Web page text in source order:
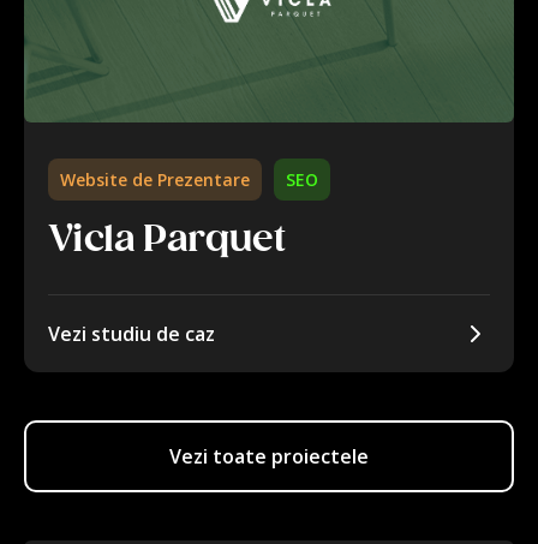
Website de Prezentare SEO
Vicla Parquet
Vezi studiu de caz
Vezi toate proiectele